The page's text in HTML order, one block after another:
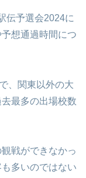
伝予選会2024に
想通過時間につ
、関東以外の大
最多の出場校数
戦ができなかっ
多いのではない